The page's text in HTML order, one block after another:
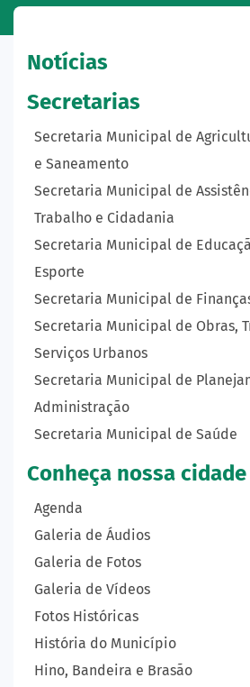
Notícias
Secretarias
Secretaria Municipal de
e Saneamento
Secretaria Municipal de
Trabalho e Cidadania
Secretaria Municipal de
Esporte
Secretaria Municipal de
Secretaria Municipal de Obras,
Serviços Urbanos
Secretaria Municipal de
Administração
Secretaria Municipal de Saúde
Conheça nossa cidade
Agenda
Galeria de Áudios
Galeria de Fotos
Galeria de Vídeos
Fotos Históricas
História do Município
Hino, Bandeira e Brasão